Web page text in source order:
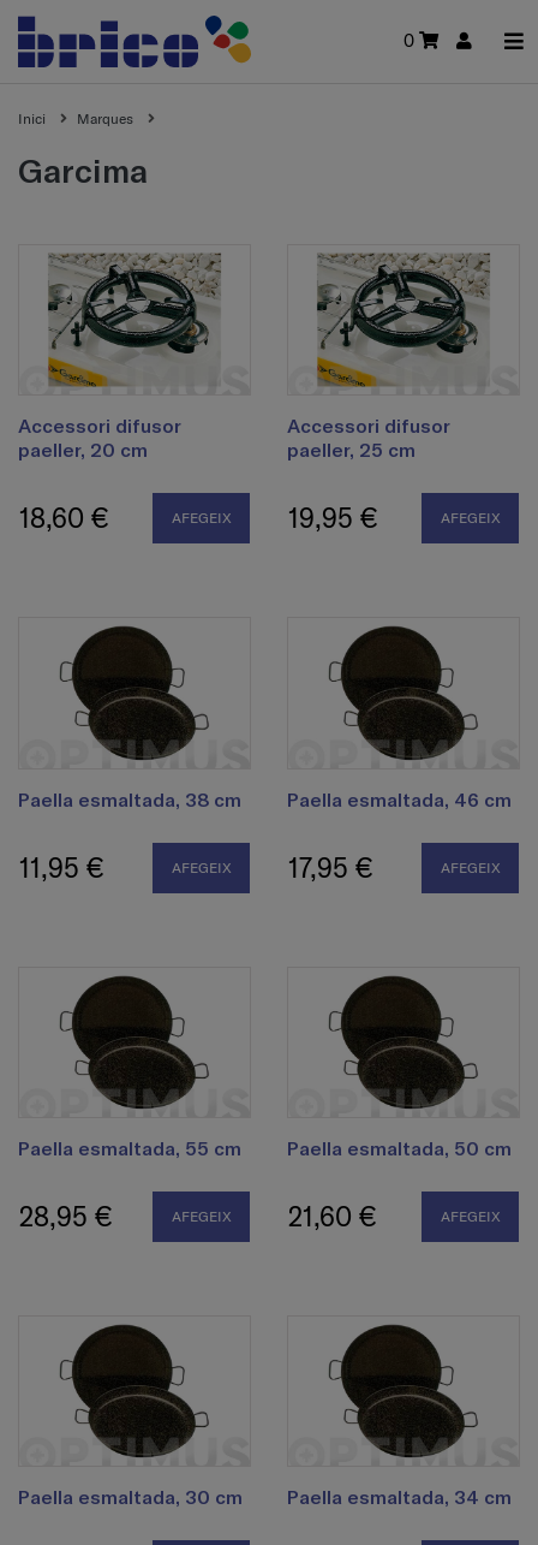
0
Inici Marques
garcima
Accessori difusor
paeller, 20 cm
18,60 € AFEGEIX
Accessori difusor
paeller, 25 cm
19,95 € AFEGEIX
Paella esmaltada, 38 cm
11,95 € AFEGEIX
Paella esmaltada, 46 cm
17,95 € AFEGEIX
Paella esmaltada, 55 cm
28,95 € AFEGEIX
Paella esmaltada, 50 cm
21,60 € AFEGEIX
Paella esmaltada, 30 cm Paella esmaltada, 34 cm